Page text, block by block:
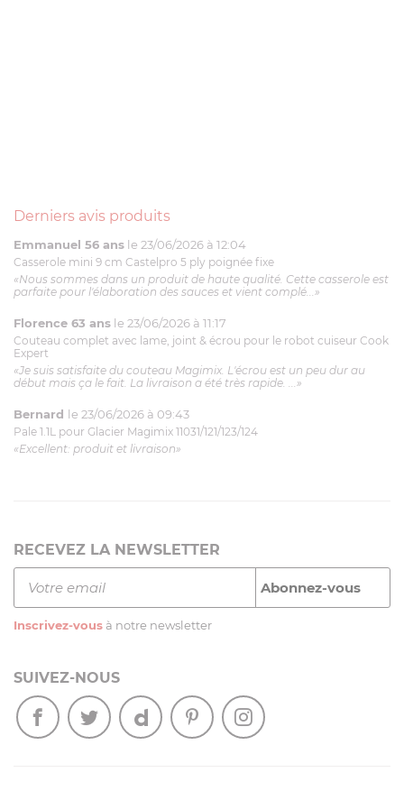
Derniers avis produits
Emmanuel 56 ans le 23/06/2026 à 12:04
Casserole mini 9 cm Castelpro 5 ply poignée fixe
«Nous sommes dans un produit de haute qualité. Cette casserole est
parfaite pour l'élaboration des sauces et vient complé...»
Florence 63 ans le 23/06/2026 à 11:17
Couteau complet avec lame, joint & écrou pour le robot cuiseur Cook
Expert
«Je suis satisfaite du couteau Magimix. L'écrou est un peu dur au
début mais ça le fait. La livraison a été très rapide. ...»
Bernard le 23/06/2026 à 09:43
Pale 1.1L pour Glacier Magimix 11031/121/123/124
«Excellent: produit et livraison»
RECEVEZ LA NEWSLETTER
Inscrivez-vous à notre newsletter
SUIVEZ-NOUS